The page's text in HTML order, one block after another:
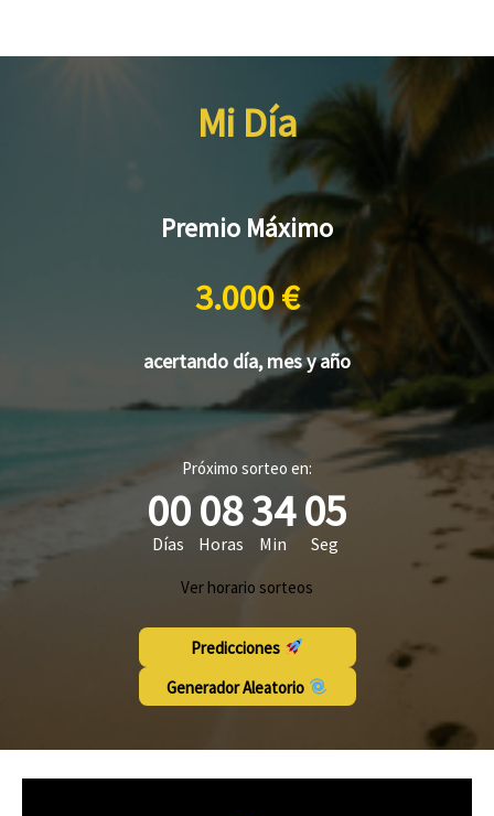
Mi Día
Premio Máximo
3.000 €
acertando día, mes y año
Próximo sorteo en:
00
Días
08
Horas
34
Min
04
Seg
Ver horario sorteos
Predicciones
Generador Aleatorio